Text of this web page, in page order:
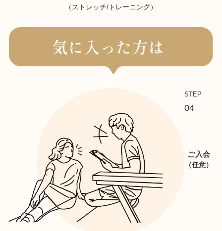
（ストレッチ/トレーニング）
STEP
04
ご入会
（任意）